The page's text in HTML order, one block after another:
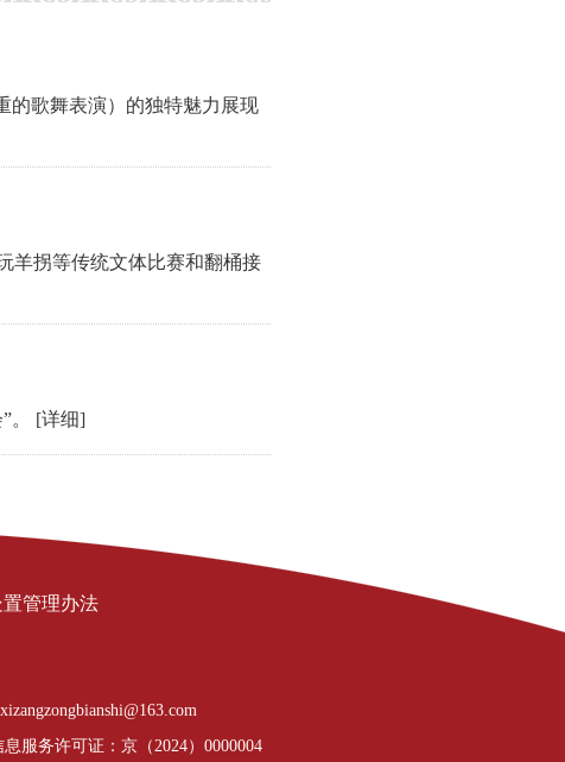
的歌舞表演）的独特魅力展现
羊拐等传统文体比赛和翻桶接
。 [详细]
管理办法
服务许可证：京（2024）0000004